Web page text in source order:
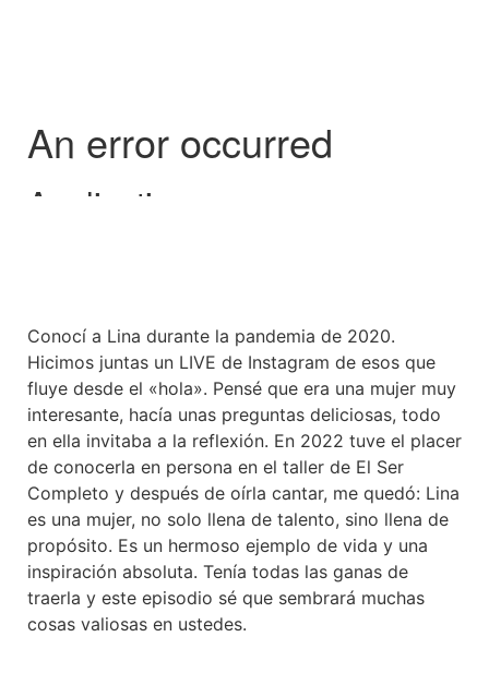
Conocí a Lina durante la pandemia de 2020.
Hicimos juntas un LIVE de Instagram de esos que
fluye desde el «hola». Pensé que era una mujer muy
interesante, hacía unas preguntas deliciosas, todo
en ella invitaba a la reflexión. En 2022 tuve el placer
de conocerla en persona en el taller de El Ser
Completo y después de oírla cantar, me quedó: Lina
es una mujer, no solo llena de talento, sino llena de
propósito. Es un hermoso ejemplo de vida y una
inspiración absoluta. Tenía todas las ganas de
traerla y este episodio sé que sembrará muchas
cosas valiosas en ustedes.